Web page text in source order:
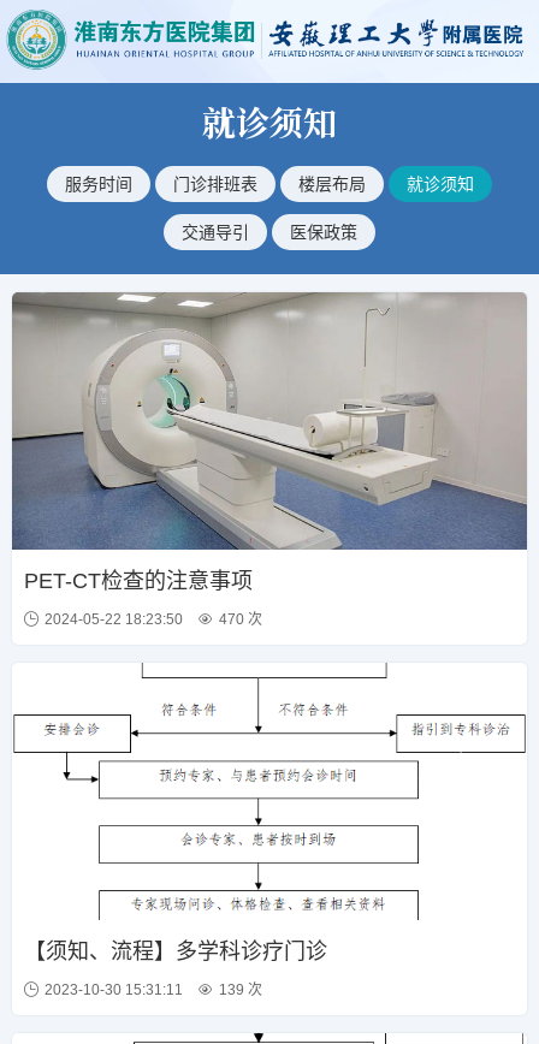
就诊须知
服务时间 门诊排班表 楼层布局 就诊须知
交通导引 医保政策
PET-CT检查的注意事项
2024-05-22 18:23:50 470 次
【须知、流程】多学科诊疗门诊
2023-10-30 15:31:11 139 次